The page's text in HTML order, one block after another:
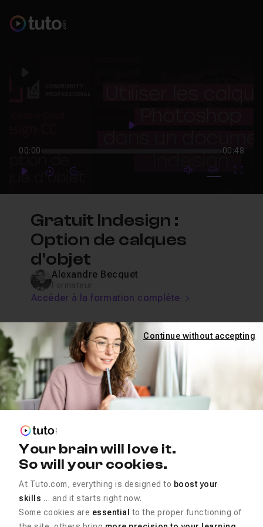
Play
00:00 00:48
PlayForwardForward mute video
Subtitles
Gratuit Indesign :
Option de calques
d'objet
Alexandre Becquet
Accéder à la formation complète